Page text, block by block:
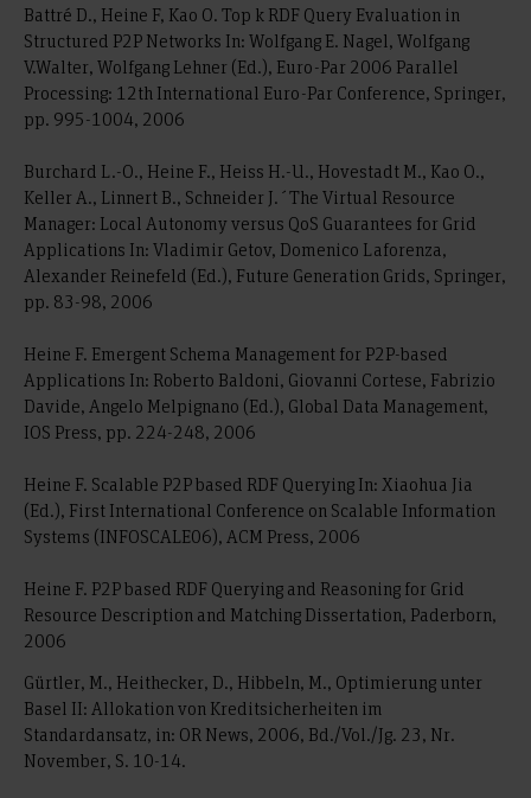
Battré D., Heine F, Kao O. Top k RDF Query Evaluation in
Structured P2P Networks In: Wolfgang E. Nagel, Wolfgang
V.Walter, Wolfgang Lehner (Ed.), Euro-Par 2006 Parallel
Processing: 12th International Euro-Par Conference, Springer,
pp. 995-1004, 2006
Burchard L.-O., Heine F., Heiss H.-U., Hovestadt M., Kao O.,
Keller A., Linnert B., Schneider J.´The Virtual Resource
Manager: Local Autonomy versus QoS Guarantees for Grid
Applications In: Vladimir Getov, Domenico Laforenza,
Alexander Reinefeld (Ed.), Future Generation Grids, Springer,
pp. 83-98, 2006
Heine F. Emergent Schema Management for P2P-based
Applications In: Roberto Baldoni, Giovanni Cortese, Fabrizio
Davide, Angelo Melpignano (Ed.), Global Data Management,
IOS Press, pp. 224-248, 2006
Heine F. Scalable P2P based RDF Querying In: Xiaohua Jia
(Ed.), First International Conference on Scalable Information
Systems (INFOSCALE06), ACM Press, 2006
Heine F. P2P based RDF Querying and Reasoning for Grid
Resource Description and Matching Dissertation, Paderborn,
2006
Gürtler, M., Heithecker, D., Hibbeln, M., Optimierung unter
Basel II: Allokation von Kreditsicherheiten im
Standardansatz, in: OR News, 2006, Bd./Vol./Jg. 23, Nr.
November, S. 10-14.